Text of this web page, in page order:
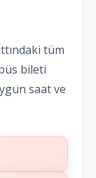
tüm
bileti
saat ve